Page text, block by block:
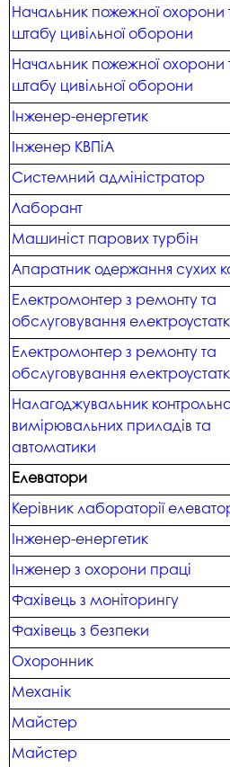
Начальник пожежної охорони
штабу цивільної оборони
Начальник пожежної охорони
штабу цивільної оборони
Інженер-енергетик
Інженер КВПіА
Системний адміністратор
Лаборант
Машиніст парових турбін
Апаратник одержання сухих
Електромонтер з ремонту та
обслуговування
Електромонтер з ремонту та
обслуговування
Налагоджувальник
вимірювальних приладів та
автоматики
Елеватори
Керівник лабораторії
Інженер-енергетик
Інженер з охорони праці
Фахівець з моніторингу
Фахівець з безпеки
Охоронник
Механік
Майстер
Майстер